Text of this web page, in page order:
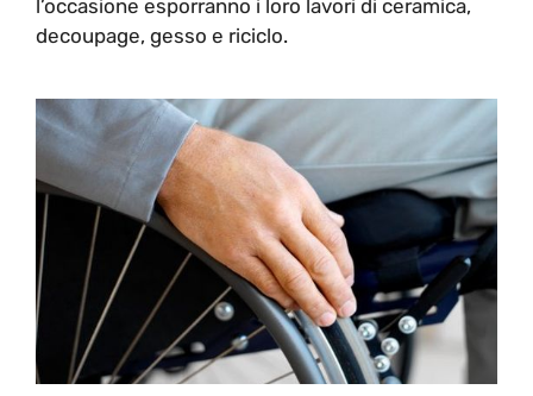
l’occasione esporranno i loro lavori di ceramica,
decoupage, gesso e riciclo.